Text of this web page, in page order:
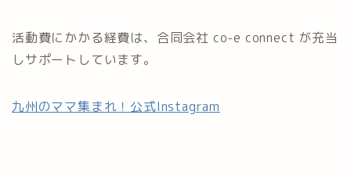
活動費にかかる経費は、合同会社 co-e connect が充当
しサポートしています。
九州のママ集まれ！公式Instagram